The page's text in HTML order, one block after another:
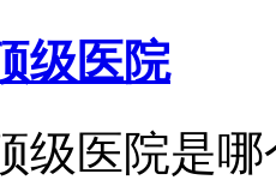
级医院
级医院是